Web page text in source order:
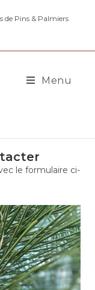
de Pins & Palmiers
Menu
le formulaire ci-